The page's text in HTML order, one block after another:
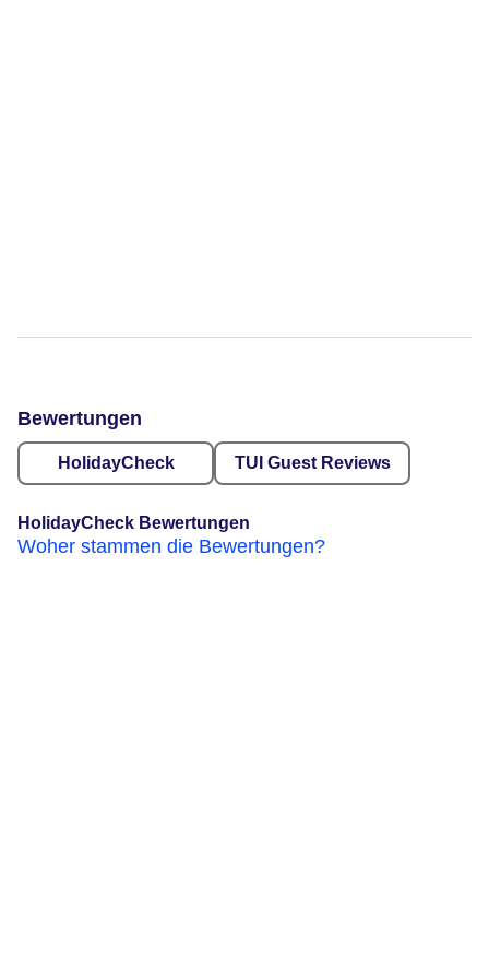
Bewertungen
HolidayCheck TUI Guest Reviews
HolidayCheck Bewertungen
Woher stammen die Bewertungen?